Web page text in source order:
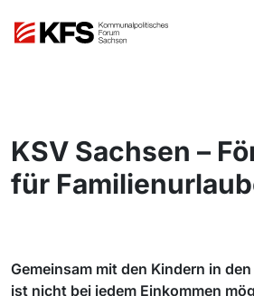
KSV Sachsen –
für
Gemeinsam mit den Kindern in
ist nicht bei jedem Einkommen